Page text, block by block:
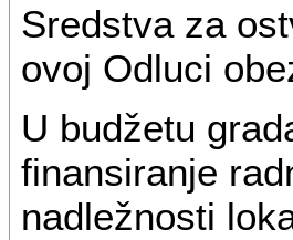
Sredstva za
ovoj Odluci
U budžetu
finansiranje
nadležnosti